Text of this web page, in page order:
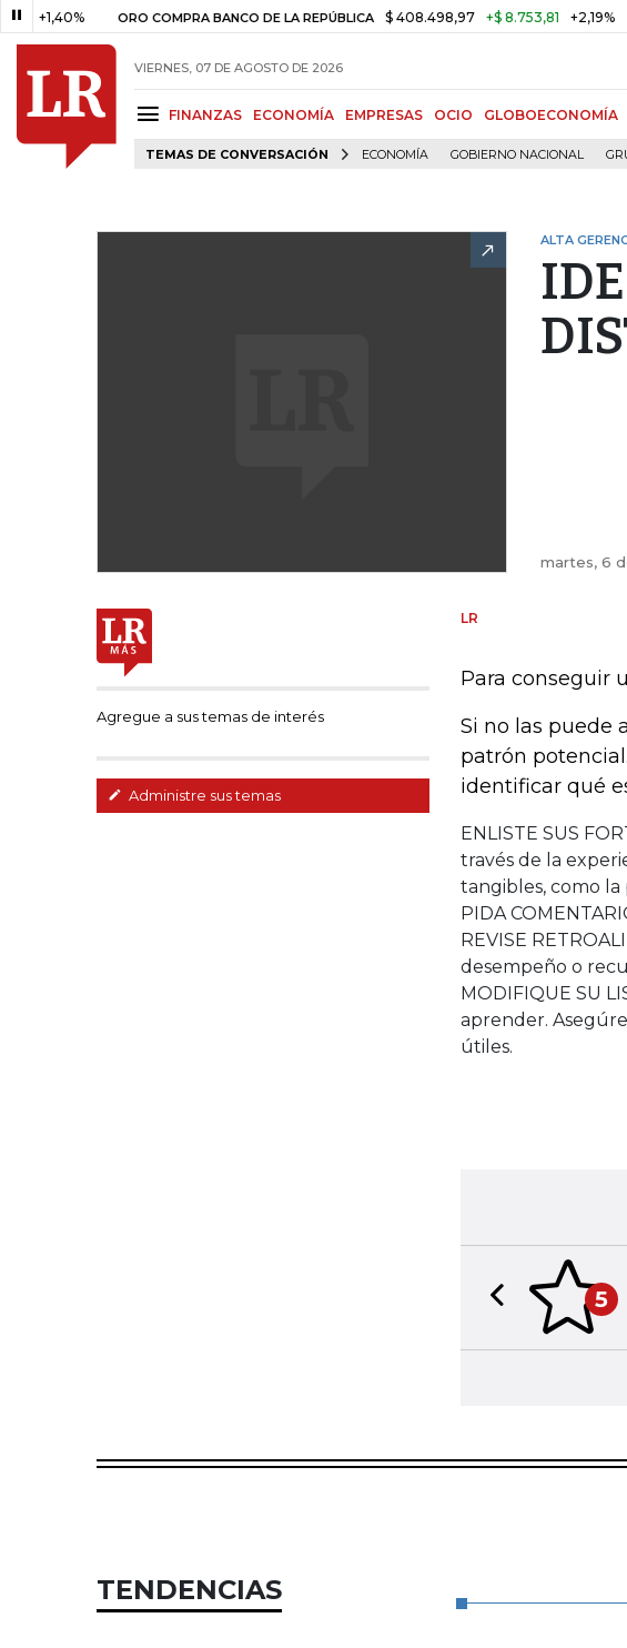
ORO COMPRA BANCO DE LA REPÚBLICA $ 408.498,97 +$ 8.753,81 +2,19%
VIERNES, 07 DE AGOSTO DE 2026
FINANZAS ECONOMÍA EMPRESAS OCIO GLOBOECONOMÍA
TEMAS DE CONVERSACIÓN ECONOMÍA GOBIERNO NACIONAL
ALTA
martes, 6
Agregue a sus temas de interés
Administre sus temas
LR
Para conseguir
Si no las puede
patrón
identificar qué
ENLISTE SUS
través de la
tangibles, como la
PIDA
REVISE
desempeño o
MODIFIQUE SU
aprender.
útiles.
5
Previous slide
TENDENCIAS